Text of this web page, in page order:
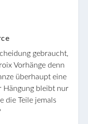
gebraucht,
Vorhänge denn
überhaupt eine
Hängung bleibt nur
die Teile jemals